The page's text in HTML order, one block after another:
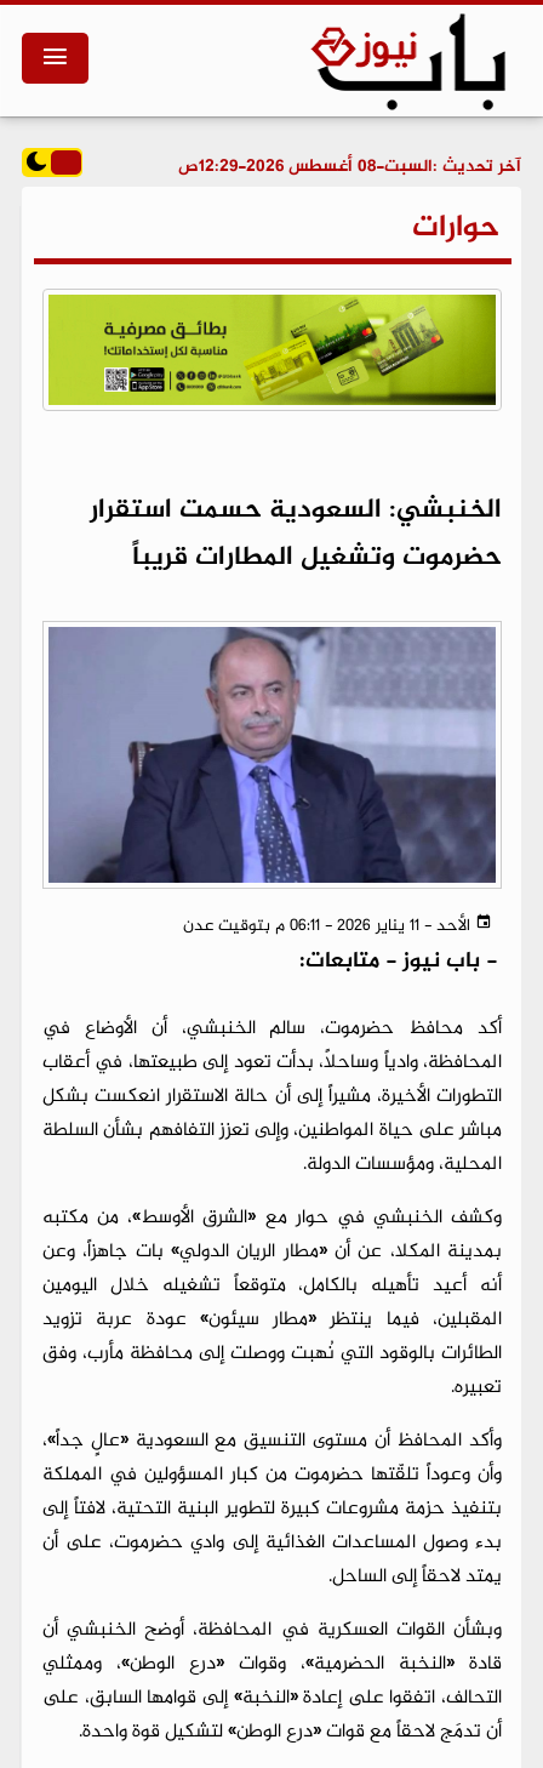
آخر تحديث :السبت-08 أغسطس 2026-12:29ص
حوارات
الخنبشي: السعودية حسمت استقرار
حضرموت وتشغيل المطارات قريباً
الأحد - 11 يناير 2026 - 06:11 م بتوقيت عدن
- باب نيوز - متابعات:
أكد محافظ حضرموت، سالم الخنبشي، أن الأوضاع في
المحافظة، وادياً وساحلاً، بدأت تعود إلى طبيعتها، في أعقاب
التطورات الأخيرة، مشيراً إلى أن حالة الاستقرار انعكست بشكل
مباشر على حياة المواطنين، وإلى تعزز التفافهم بشأن السلطة
المحلية، ومؤسسات الدولة.
وكشف الخنبشي في حوار مع «الشرق الأوسط»، من مكتبه
بمدينة المكلا، عن أن «مطار الريان الدولي» بات جاهزاً، وعن
أنه أعيد تأهيله بالكامل، متوقعاً تشغيله خلال اليومين
المقبلين، فيما ينتظر «مطار سيئون» عودة عربة تزويد
الطائرات بالوقود التي نُهبت ووصلت إلى محافظة مأرب، وفق
تعبيره.
وأكد المحافظ أن مستوى التنسيق مع السعودية «عالٍ جداً»،
وأن وعوداً تلقّتها حضرموت من كبار المسؤولين في المملكة
بتنفيذ حزمة مشروعات كبيرة لتطوير البنية التحتية، لافتاً إلى
بدء وصول المساعدات الغذائية إلى وادي حضرموت، على أن
يمتد لاحقاً إلى الساحل.
وبشأن القوات العسكرية في المحافظة، أوضح الخنبشي أن
قادة «النخبة الحضرمية»، وقوات «درع الوطن»، وممثلي
التحالف، اتفقوا على إعادة «النخبة» إلى قوامها السابق، على
أن تدمَج لاحقاً مع قوات «درع الوطن» لتشكيل قوة واحدة.